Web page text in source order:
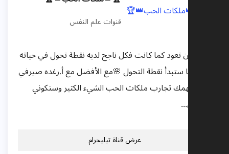
قنوات علم النفس
الحياة لن تعود كما كانت فكل ناجح لديه نقطة تحول في حياته
ومن هنا ستبدأ نقطة التحول 🌸مع الأفضل مع أ.رغده صيرفي
😍ستلهمك تجارب ملكات الحب الشيء الكثير وستكوني
عرض قناة تيليجرام